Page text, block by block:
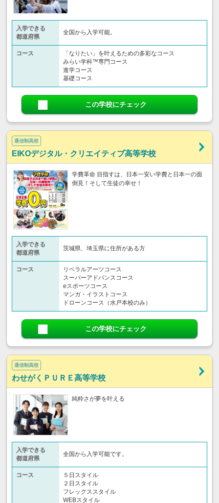
入学できる
都道府県
全国から入学可能。
コース
「なりたい」を叶えるための多彩なコース
みらい学科™専門コース
進学コース
基礎コース
この学校にチェック
通信制高校
EIKOデジタル・クリエイティブ高等学校
学費革命 目指すは、日本一安い学費と日本一の面
倒見！そして生徒の幸せ！
入学できる
都道府県
茨城県、埼玉県に住所がある方
コース
リベラルアーツコース
スーパーアドバンスコース
eスポーツコース
マンガ・イラストコース
ドローンコース（水戸本校のみ）
この学校にチェック
通信制高校
わせがくＰＵＲＥ高等学校
純粋さが夢を叶える
入学できる
都道府県
全国から入学可能です。
コース
５日スタイル
２日スタイル
フレックススタイル
WEBスタイル